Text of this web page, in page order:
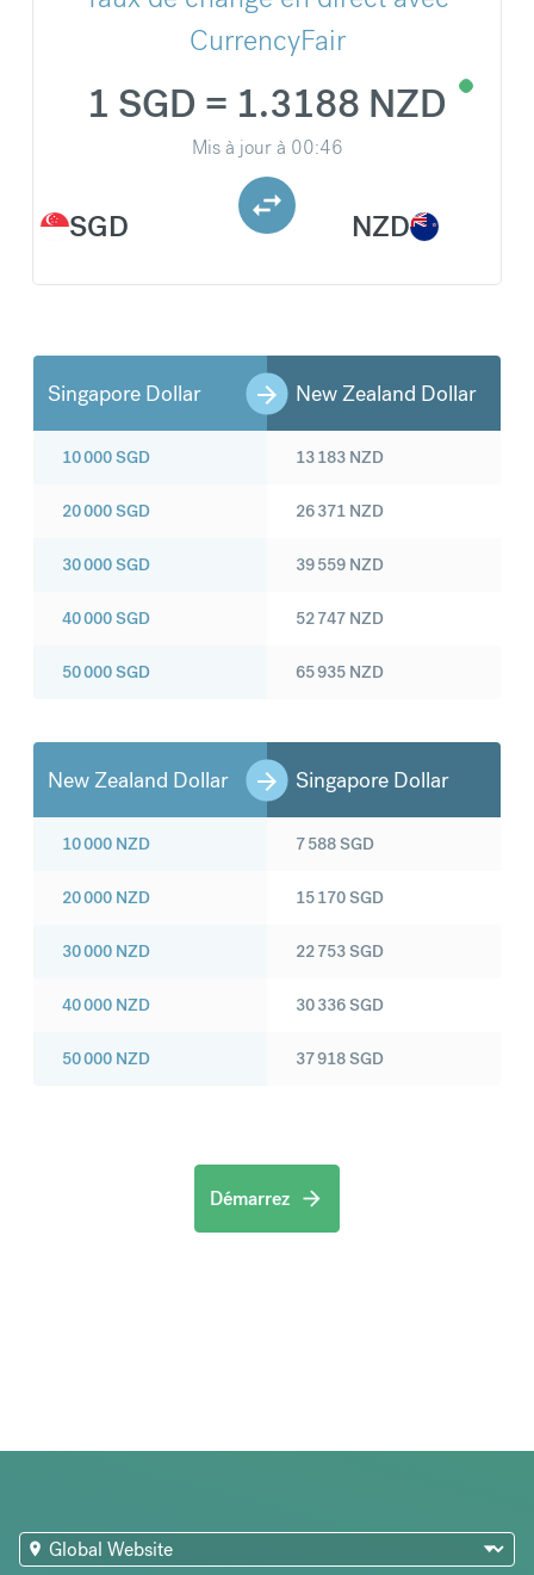
CurrencyFair
SGD
1 SGD = 1.3188 NZD
Mis à jour à 00:46
NZD
Singapore Dollar New Zealand Dollar
10 000SGD
20 000SGD
30 000SGD
40 000SGD
50 000SGD
13 183 NZD
26 371 NZD
39 559 NZD
52 747 NZD
65 935 NZD
New Zealand Dollar Singapore Dollar
10 000 NZD
20 000 NZD
30 000 NZD
40 000 NZD
50 000 NZD
7 588SGD
15 170SGD
22 753SGD
30 336SGD
37 918SGD
Démarrez